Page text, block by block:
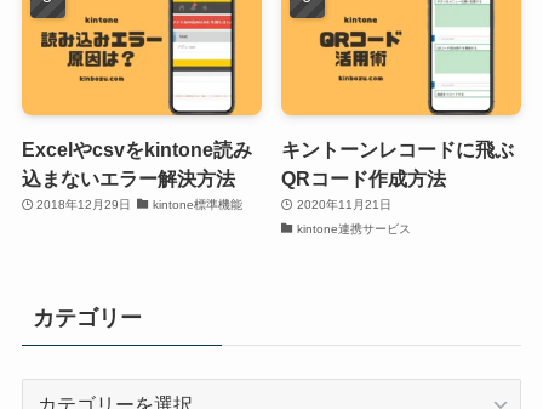
Excelやcsvをkintone読み
込まないエラー解決方法
2018年12月29日 kintone標準機能
キントーンレコードに飛ぶ
QRコード作成方法
2020年11月21日
kintone連携サービス
カテゴリー